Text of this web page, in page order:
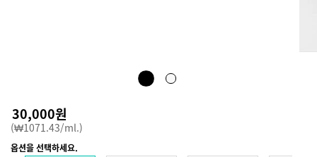
30,000원
(₩1071.43/ml.)
옵션을 선택하세요.